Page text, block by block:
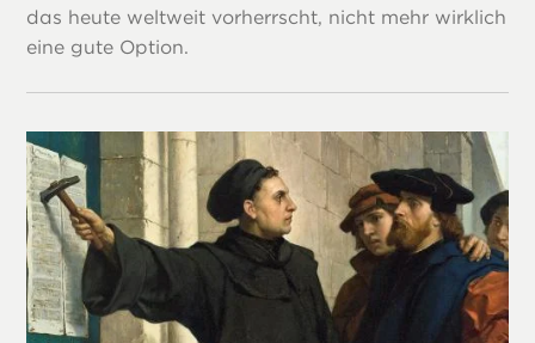
das heute weltweit vorherrscht, nicht mehr wirklich
eine gute Option.